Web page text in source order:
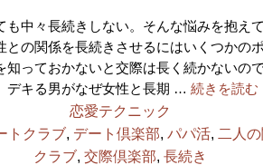
も中々長続きしない。そんな悩みを抱え
との関係を長続きさせるにはいくつかの
知っておかないと交際は長く続かないの
デキる男がなぜ女性と長期 … 続きを読む
恋愛テクニック
トクラブ, デート倶楽部, パパ活, 二人
クラブ, 交際倶楽部, 長続き